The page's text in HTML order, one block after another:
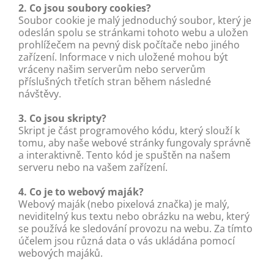
2. Co jsou soubory cookies?
Soubor cookie je malý jednoduchý soubor, který je
odeslán spolu se stránkami tohoto webu a uložen
prohlížečem na pevný disk počítače nebo jiného
zařízení. Informace v nich uložené mohou být
vráceny našim serverům nebo serverům
příslušných třetích stran během následné
návštěvy.
3. Co jsou skripty?
Skript je část programového kódu, který slouží k
tomu, aby naše webové stránky fungovaly správně
a interaktivně. Tento kód je spuštěn na našem
serveru nebo na vašem zařízení.
4. Co je to webový maják?
Webový maják (nebo pixelová značka) je malý,
neviditelný kus textu nebo obrázku na webu, který
se používá ke sledování provozu na webu. Za tímto
účelem jsou různá data o vás ukládána pomocí
webových majáků.